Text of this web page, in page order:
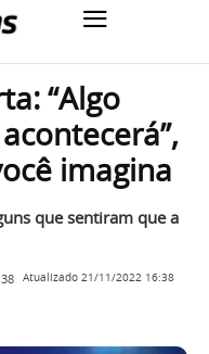
“Algo
imagina
que sentiram que a
Atualizado 21/11/2022 16:38